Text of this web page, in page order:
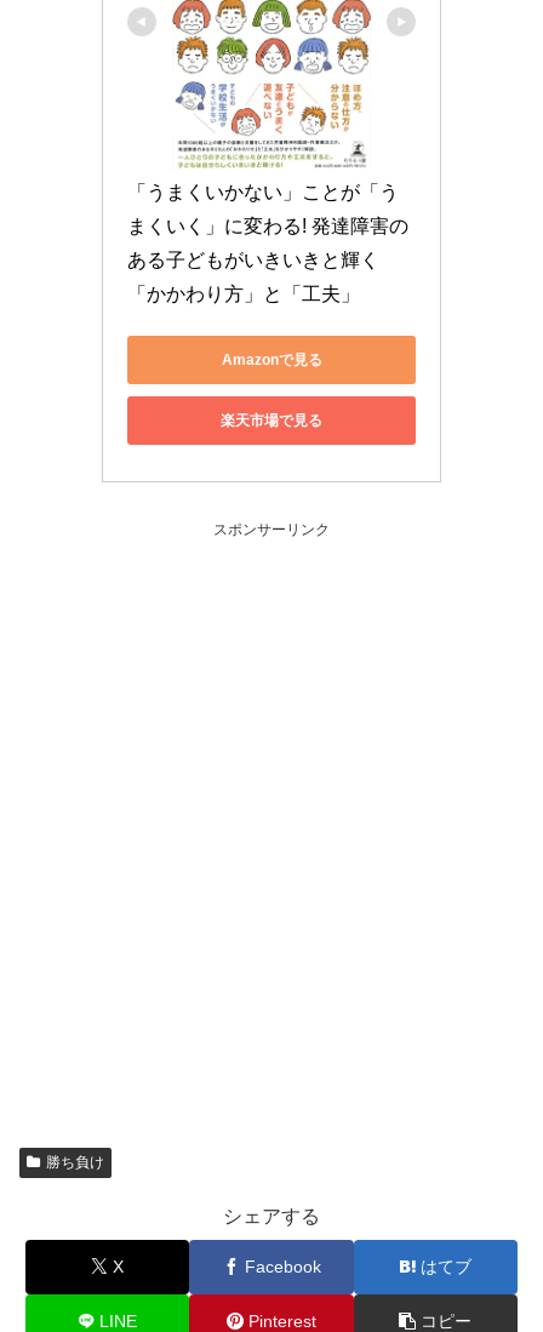
「うまくいかない」ことが「う
まくいく」に変わる! 発達障害の
ある子どもがいきいきと輝く
「かかわり方」と「工夫」
Amazonで見る
楽天市場で見る
スポンサーリンク
勝ち負け
シェアする
X Facebook はてブ
LINE Pinterest コピー